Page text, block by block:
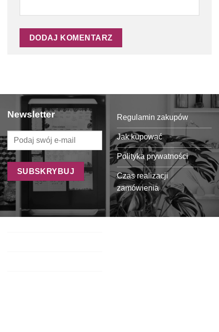
Newsletter Regulamin zakupów
Jak kupować
Polityka prywatności
Czas realizacji
zamówienia